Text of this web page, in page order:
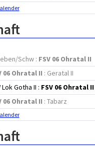
Schw : FSV 06 Ohratal II
06 Ohratal II : Geratal II
Lok Gotha II : FSV 06 Ohratal II
06 Ohratal II : Tabarz